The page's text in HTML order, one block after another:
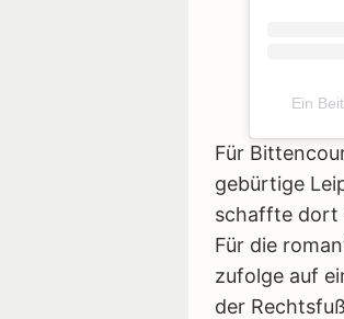
Ein
Für
gebürtige
schaffte dort
Für die
zufolge auf
der